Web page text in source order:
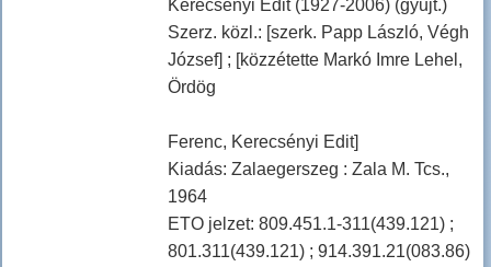
Kerecsényi Edit (1927-2006) (gyűjt.)
Szerz. közl.: [szerk. Papp László, Végh
József] ; [közzétette Markó Imre Lehel,
Ördög
Ferenc, Kerecsényi Edit]
Kiadás: Zalaegerszeg : Zala M. Tcs.,
1964
ETO jelzet: 809.451.1-311(439.121) ;
801.311(439.121) ; 914.391.21(083.86)